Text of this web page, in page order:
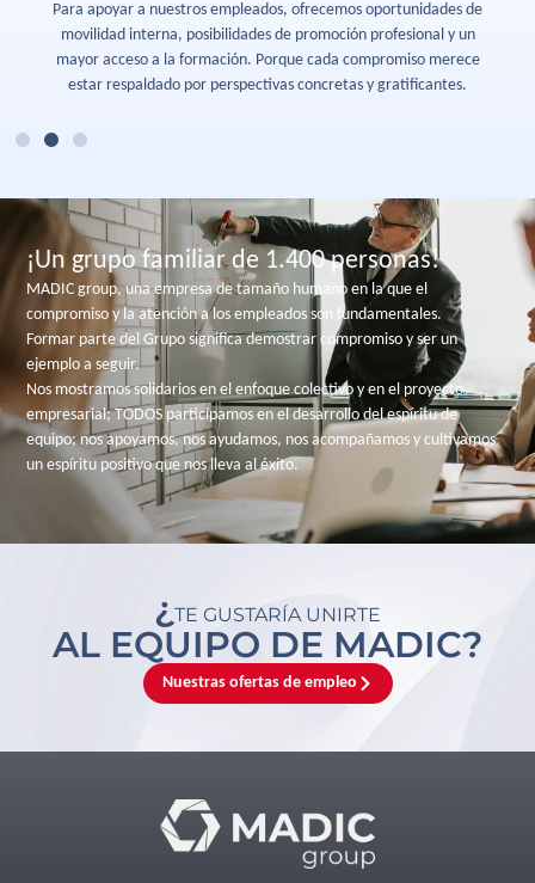
Para apoyar a nuestros empleados, ofrecemos oportunidades de
movilidad interna, posibilidades de promoción profesional y un
mayor acceso a la formación. Porque cada compromiso merece
estar respaldado por perspectivas concretas y gratificantes.
¡Un grupo familiar de 1.400 personas!
MADIC group, una empresa de tamaño humano en la que el
compromiso y la atención a los empleados son fundamentales.
Formar parte del Grupo significa demostrar compromiso y ser un
ejemplo a seguir.
Nos mostramos solidarios en el enfoque colectivo y en el proyecto
empresarial; TODOS participamos en el desarrollo del espíritu de
equipo; nos apoyamos, nos ayudamos, nos acompañamos y cultivamos
un espíritu positivo que nos lleva al éxito.
¿TE GUSTARÍA UNIRTE
AL EQUIPO DE MADIC?
Nuestras ofertas de empleo